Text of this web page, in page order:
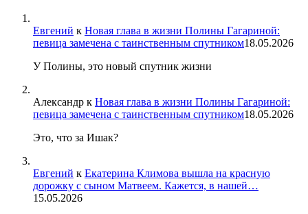
Евгений к Новая глава в жизни Полины Гагариной:
певица замечена с таинственным спутником18.05.2026
У Полины, это новый спутник жизни
Александр к Новая глава в жизни Полины Гагариной:
певица замечена с таинственным спутником18.05.2026
Это, что за Ишак?
Евгений к Екатерина Климова вышла на красную
дорожку с сыном Матвеем. Кажется, в нашей…
15.05.2026